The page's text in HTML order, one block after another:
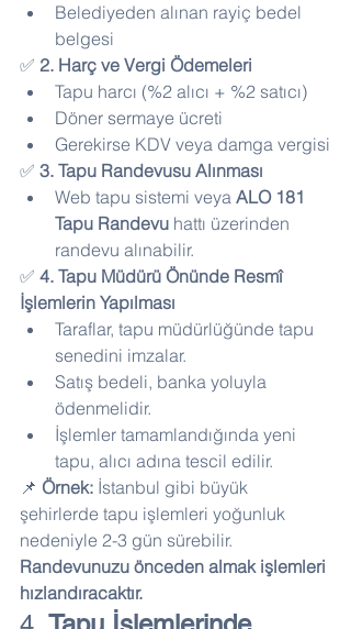
Belediyeden alınan rayiç bedel
belgesi
✅ 2. Harç ve Vergi Ödemeleri
Tapu harcı (%2 alıcı + %2 satıcı)
Döner sermaye ücreti
Gerekirse KDV veya damga vergisi
✅ 3. Tapu Randevusu Alınması
Web tapu sistemi veya ALO 181
Tapu Randevu hattı üzerinden
randevu alınabilir.
✅ 4. Tapu Müdürü Önünde Resmî
İşlemlerin Yapılması
Taraflar, tapu müdürlüğünde tapu
senedini imzalar.
Satış bedeli, banka yoluyla
ödenmelidir.
İşlemler tamamlandığında yeni
tapu, alıcı adına tescil edilir.
📌 Örnek: İstanbul gibi büyük
şehirlerde tapu işlemleri yoğunluk
nedeniyle 2-3 gün sürebilir.
Randevunuzu önceden almak işlemleri
hızlandıracaktır.